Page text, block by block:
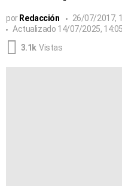
por Redacción
26/07/2017,
Actualizado 14/07/2025, 14:05
3.1k Vistas